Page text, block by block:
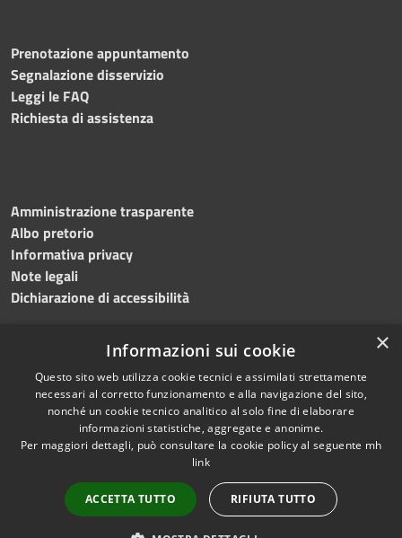
Prenotazione appuntamento
Segnalazione disservizio
Leggi le FAQ
Richiesta di assistenza
Amministrazione trasparente
Albo pretorio
Informativa privacy
Note legali
Dichiarazione di accessibilità
Accessibilità
Mappa del sito
Copyright © 2026 • Comune di
Salemi • Powered by
redazione
×
Informazioni sui cookie
Questo sito web utilizza cookie tecnici e assimilati strettamente
necessari al corretto funzionamento e alla navigazione del sito,
nonché un cookie tecnico analitico al solo fine di elaborare
informazioni statistiche, aggregate e anonime.
Per maggiori dettagli, può consultare la cookie policy al seguente mh
link
ACCETTA TUTTO RIFIUTA TUTTO